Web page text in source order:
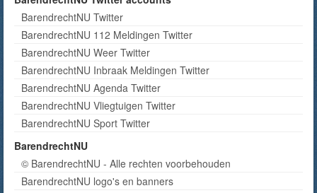
BarendrechtNU Twitter
BarendrechtNU 112 Meldingen Twitter
BarendrechtNU Weer Twitter
BarendrechtNU Inbraak Meldingen Twitter
BarendrechtNU Agenda Twitter
BarendrechtNU Vliegtuigen Twitter
BarendrechtNU Sport Twitter
BarendrechtNU
© BarendrechtNU - Alle rechten voorbehouden
BarendrechtNU logo's en banners